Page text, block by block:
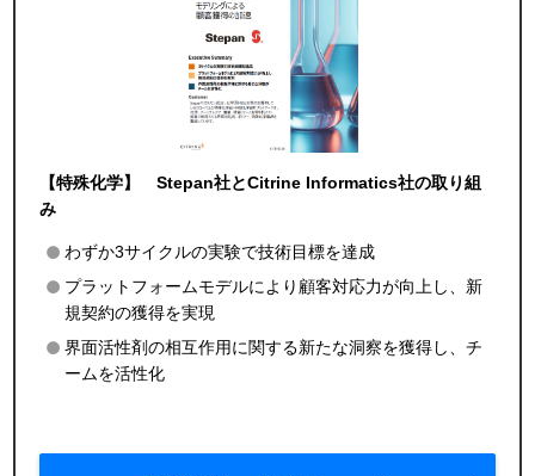
【特殊化学】 Stepan社とCitrine Informatics社の取り組
み
わずか3サイクルの実験で技術目標を達成
プラットフォームモデルにより顧客対応力が向上し、新
規契約の獲得を実現
界面活性剤の相互作用に関する新たな洞察を獲得し、チ
ームを活性化